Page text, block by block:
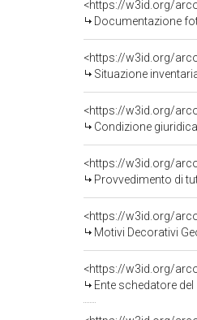
Documentazione
<https://w3id.org/
Situazione
<https://w3id.org/
Condizione
<https://w3id.org/
Provvedimento di
<https://w3id.org/
Motivi Decorativi
<https://w3id.org/
Ente schedatore del